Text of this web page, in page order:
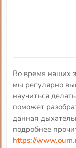
Во время наших
мы регулярно
научиться
поможет
данная
подробнее
https://